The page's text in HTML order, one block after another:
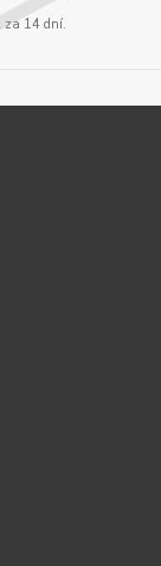
za 14 dní.